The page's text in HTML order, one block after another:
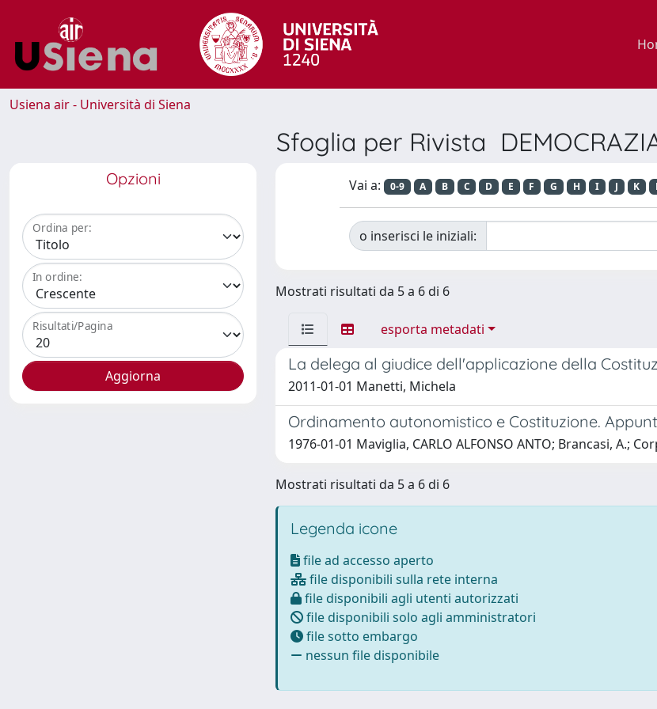
Usiena air - Università di Siena
Sfoglia per Rivista
Opzioni
Ordina per:
In ordine:
Risultati/Pagina
Vai a: 0-9 A B C D E F G H I J K
o inserisci le iniziali:
Mostrati risultati da 5 a 6 di 6
esporta metadati
La delega al giudice dell'applicazione della
2011-01-01 Manetti, Michela
Ordinamento autonomistico e Costituzione.
1976-01-01 Maviglia, CARLO ALFONSO ANTO; Brancasi, A.;
Mostrati risultati da 5 a 6 di 6
Legenda icone
file ad accesso aperto
file disponibili sulla rete interna
file disponibili agli utenti autorizzati
file disponibili solo agli amministratori
file sotto embargo
nessun file disponibile